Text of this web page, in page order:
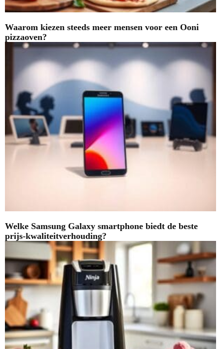
Waarom kiezen steeds meer mensen voor een Ooni
pizzaoven?
Welke Samsung Galaxy smartphone biedt de beste
prijs-kwaliteitverhouding?